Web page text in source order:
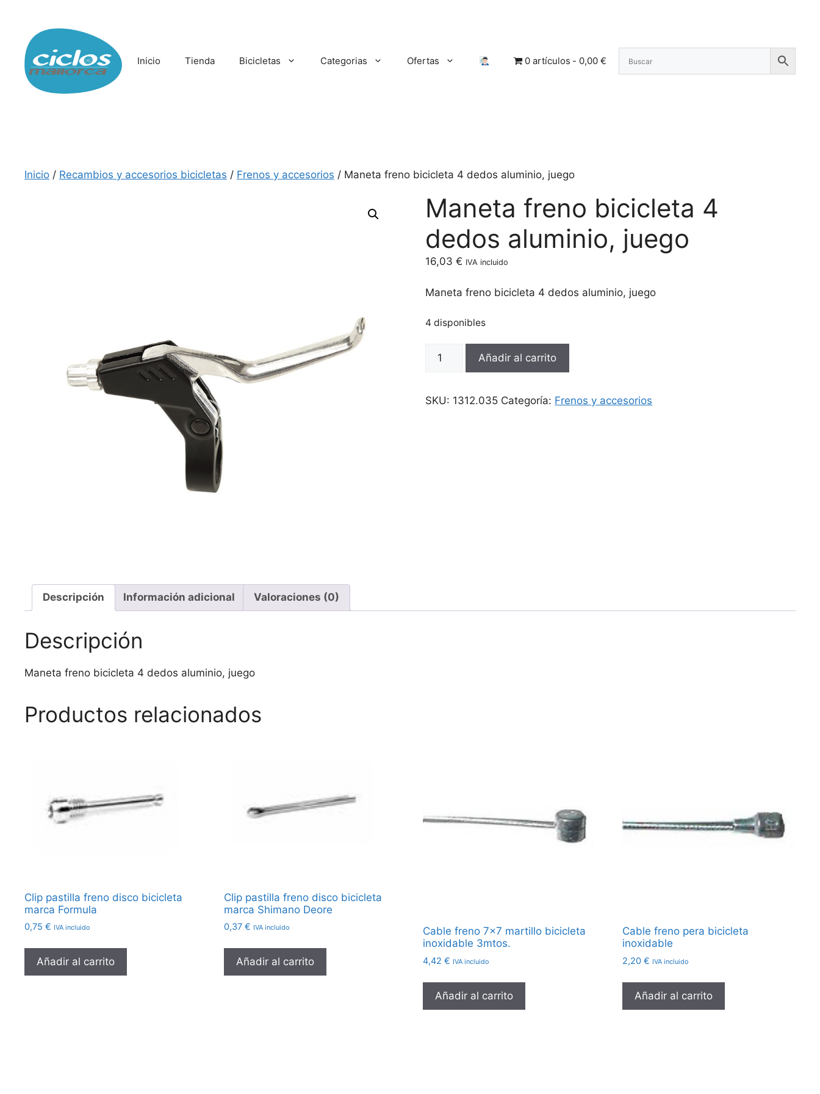
contenido
Inicio Tienda Bicicletas Categorias Ofertas 0 artículos 0,00 €
Inicio / Recambios y accesorios bicicletas / Frenos y accesorios / Maneta freno bicicleta 4 dedos aluminio, juego
Maneta freno bicicleta 4
dedos aluminio, juego
16,03€ IVA incluido
Maneta freno bicicleta 4 dedos aluminio, juego
4 disponibles
Maneta
4
Añadir al carrito
SKU: 1312.035 Categoría: Frenos y accesorios
Descripción Información adicional Valoraciones (0)
Descripción
Maneta freno bicicleta 4 dedos aluminio, juego
Productos relacionados
Clip pastilla freno disco bicicleta
marca Formula
0,75 € IVA incluido
Añadir al carrito
Clip pastilla freno disco bicicleta
marca Shimano Deore
0,37 € IVA incluido
Añadir al carrito
Cable freno 7×7 martillo bicicleta
inoxidable 3mtos.
4,42€ IVA incluido
Añadir al carrito
Cable freno pera bicicleta
inoxidable
2,20€ IVA incluido
Añadir al carrito